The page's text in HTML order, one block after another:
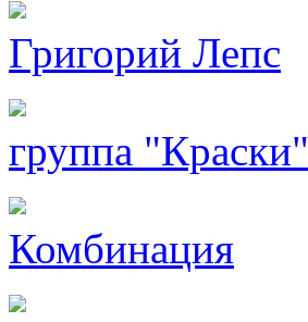
Григорий Лепс
группа "Краски"
Комбинация